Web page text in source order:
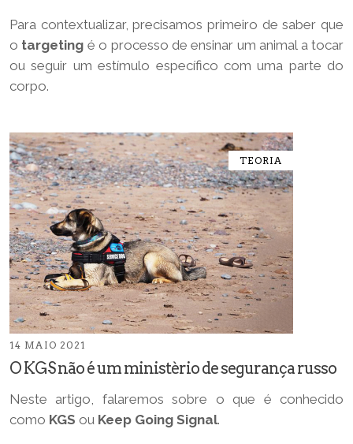
Para contextualizar, precisamos primeiro de saber que
o targeting é o processo de ensinar um animal a tocar
ou seguir um estímulo específico com uma parte do
corpo.
TEORIA
14 MAIO 2021
O KGS não é um ministèrio de segurança russo
Neste artigo, falaremos sobre o que é conhecido
como KGS ou Keep Going Signal.